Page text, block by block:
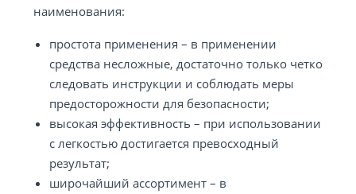
наименования:
простота применения – в применении
средства несложные, достаточно только четко
следовать инструкции и соблюдать меры
предосторожности для безопасности;
высокая эффективность – при использовании
с легкостью достигается превосходный
результат;
широчайший ассортимент – в